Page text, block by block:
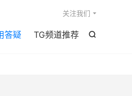

答疑 TG频道推荐
关注我们